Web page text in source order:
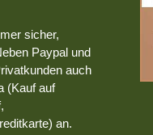
sicher,
Paypal und
auch
(Kauf auf
an.